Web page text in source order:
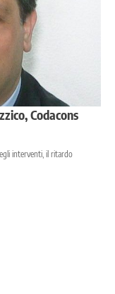
Codacons
interventi, il ritardo